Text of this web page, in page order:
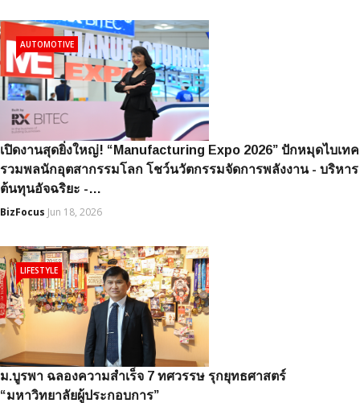
เปิดงานสุดยิ่งใหญ่! “Manufacturing Expo 2026” ปักหมุดไบเทค
รวมพลนักอุตสากรรมโลก โชว์นวัตกรรมจัดการพลังงาน - บริหาร
ต้นทุนอัจฉริยะ -…
BizFocus Jun 18, 2026
AUTOMOTIVE
ม.บูรพา ฉลองความสำเร็จ 7 ทศวรรษ รุกยุทธศาสตร์
“มหาวิทยาลัยผู้ประกอบการ”
LIFESTYLE